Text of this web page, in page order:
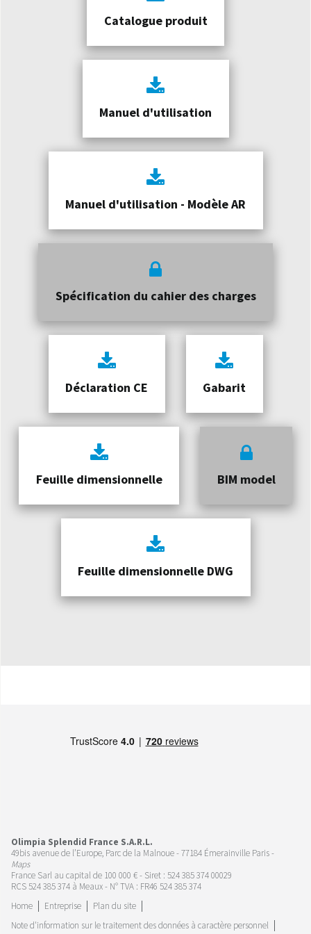
Catalogue produit
Manuel d'utilisation
Manuel d'utilisation - Modèle AR
Spécification du cahier des charges
Déclaration CE Gabarit
Feuille dimensionnelle BIM model
Feuille dimensionnelle DWG
Olimpia Splendid France S.A.R.L.
49bis avenue de l’Europe, Parc de la Malnoue - 77184 Émerainville Paris -
Maps
France Sarl au capital de 100 000 € - Siret : 524 385 374 00029
RCS 524 385 374 à Meaux - N° TVA : FR46 524 385 374
Home
Entreprise
Plan du site
Note d'information sur le traitement des données à caractère personnel